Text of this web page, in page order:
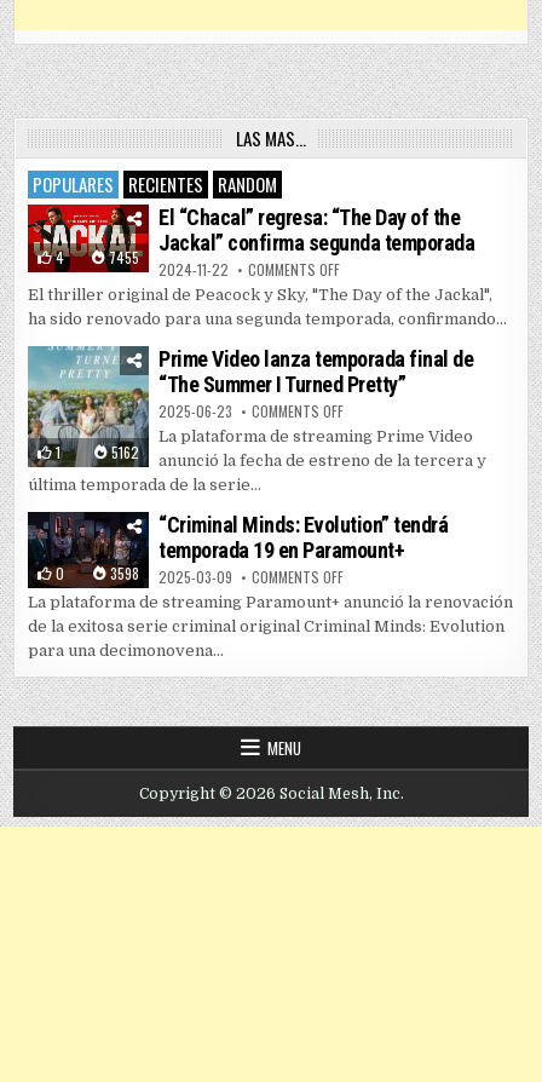
LAS MAS…
POPULARES
RECIENTES RANDOM
4 7455
El “Chacal” regresa: “The Day of the
Jackal” confirma segunda temporada
2024-11-22 COMMENTS OFFON EL “CHACAL” REGRESA: “THE
El thriller original de Peacock y Sky, "The Day of the Jackal",
ha sido renovado para una segunda temporada, confirmando...
1 5162
Prime Video lanza temporada final de
“The Summer I Turned Pretty”
2025-06-23 COMMENTS OFFON PRIME VIDEO LANZA
La plataforma de streaming Prime Video
anunció la fecha de estreno de la tercera y
última temporada de la serie...
0 3598
“Criminal Minds: Evolution” tendrá
temporada 19 en Paramount+
2025-03-09 COMMENTS OFFON “CRIMINAL MINDS:
La plataforma de streaming Paramount+ anunció la renovación
de la exitosa serie criminal original Criminal Minds: Evolution
para una decimonovena...
MENU
Copyright © 2026 Social Mesh, Inc.